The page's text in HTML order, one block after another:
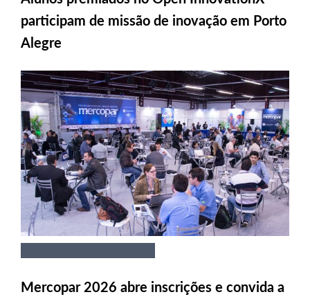
participam de missão de inovação em Porto
Alegre
Mercopar 2026 abre inscrições e convida a